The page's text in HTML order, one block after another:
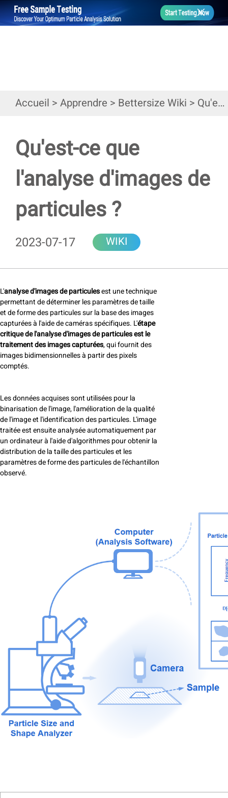
Accueil >Apprendre > Bettersize Wiki > Qu'est-ce que l'analyse d'images de particules ?
Qu'est-ce que
l'analyse d'images de
particules ?
2023-07-17 WIKI
L'analyse d'images de particulesest une technique
permettant de déterminer les paramètres de taille
et de forme des particules sur la base des images
capturées à l'aide de caméras spécifiques. L'étape
critique de l'analyse d'images de particules est le
traitement des images capturées, qui fournit des
images bidimensionnelles à partir des pixels
comptés.
Les données acquises sont utilisées pour la
binarisation de l'image, l'amélioration de la qualité
de l'image et l'identification des particules. L'image
traitée est ensuite analysée automatiquement par
un ordinateur à l'aide d'algorithmes pour obtenir la
distribution de la taille des particules et les
paramètres de forme des particules de l'échantillon
observé.